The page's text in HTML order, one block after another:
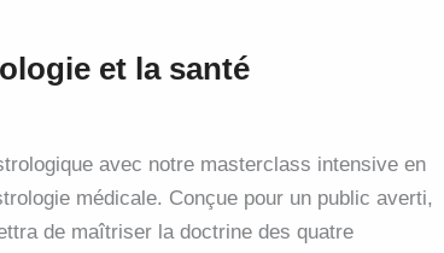
et la santé
avec notre masterclass intensive en
médicale. Conçue pour un public averti,
de maîtriser la doctrine des quatre